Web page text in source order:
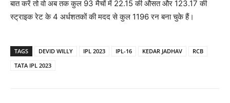
बात करें तो वो अब तक कुल 93 मैचों में 22.15 की औसत और 123.17 की
स्ट्राइक रेट के 4 अर्धशतकों की मदद से कुल 1196 रन बना चुके हैं।
TAGS DEVID WILLY IPL 2023 IPL-16 KEDAR JADHAV
RCB
TATA IPL 2023